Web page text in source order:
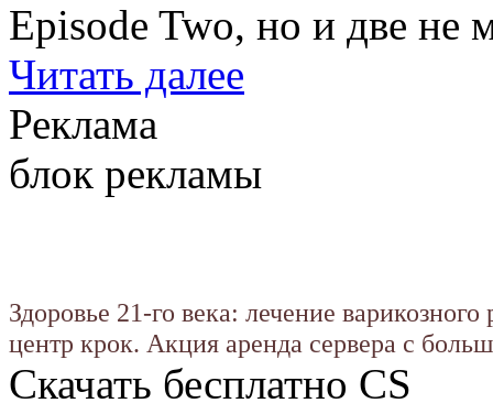
Episode Two, но и две не
Читать далее
Реклама
блок рекламы
Здоровье 21-го века: лечение
центр крок. Акция аренда сервера с
Скачать бесплатно CS